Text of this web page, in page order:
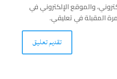
والموقع الإلكتروني في
المقبلة في تعليقي.